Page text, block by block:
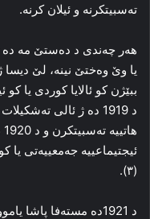
ته‌سبیتکرنه‌ و ئیلان کرنه‌.
هه‌ر چه‌ندی د ده‌ستێ مه‌ ده‌
یا وێ وه‌ختێ نینە، لێ
ببێژن کو ئالایا کوردی یا
د 1919 ده‌ ژ ئالی
ئیجتیماعییه‌ جه‌معییه‌تی یا
(۳).
د 1921ده‌ مسته‌فا